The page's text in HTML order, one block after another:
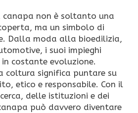
canapa non è soltanto una
ma un simbolo di
Dalla moda alla bioedilizia,
i suoi impieghi
costante evoluzione.
coltura significa puntare su
etico e responsabile. Con il
delle istituzioni e dei
può davvero diventare